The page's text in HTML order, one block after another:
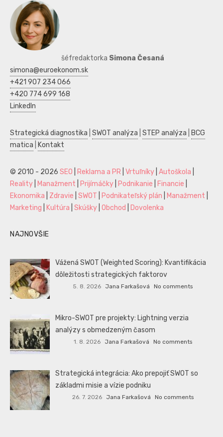
šéfredaktorka Simona Česaná
simona@euroekonom.sk
+421 907 234 066
+420 774 699 168
LinkedIn
Strategická diagnostika SWOT analýza STEP analýza
BCG
matica
Kontakt
© 2010 - 2026 SEO Reklama a PR Vrtuľníky Autoškola
Reality
Manažment Prijímáčky Podnikanie Financie
Ekonomika
Zdravie SWOT Podnikateľský plán Manažment
Marketing
Kultúra Skúšky Obchod Dovolenka
NAJNOVŠIE
Vážená SWOT (Weighted Scoring): Kvantifikácia
dôležitosti strategických faktorov
5. 8. 2026 Jana Farkašová No comments
Mikro-SWOT pre projekty: Lightning verzia
analýzy s obmedzeným časom
1. 8. 2026 Jana Farkašová No comments
Strategická integrácia: Ako prepojiť SWOT so
základmi misie a vízie podniku
26. 7. 2026 Jana Farkašová No comments